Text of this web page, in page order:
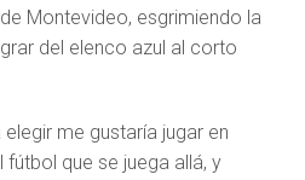
Montevideo, esgrimiendo la
del elenco azul al corto
me gustaría jugar en
que se juega allá, y